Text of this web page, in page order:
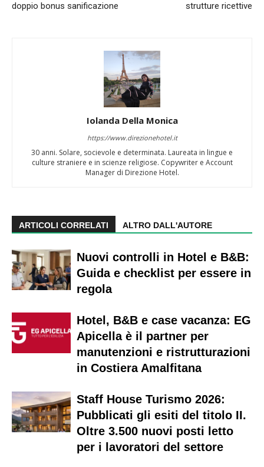
doppio bonus sanificazione
strutture ricettive
Iolanda Della Monica
https://www.direzionehotel.it
30 anni. Solare, socievole e determinata. Laureata in lingue e
culture straniere e in scienze religiose. Copywriter e Account
Manager di Direzione Hotel.
ARTICOLI CORRELATI ALTRO DALL'AUTORE
Nuovi controlli in Hotel e B&B:
Guida e checklist per essere in
regola
Hotel, B&B e case vacanza: EG
Apicella è il partner per
manutenzioni e ristrutturazioni
in Costiera Amalfitana
Staff House Turismo 2026:
Pubblicati gli esiti del titolo II.
Oltre 3.500 nuovi posti letto
per i lavoratori del settore